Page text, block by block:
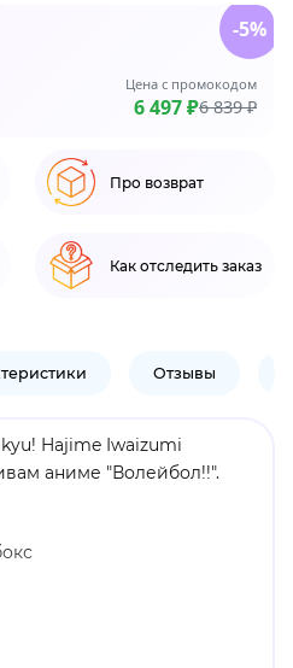
Цена с промокодом
6 497 ₽6 839 ₽
-5%
Про возврат
Как отследить заказ
Отзывы
Hajime Iwaizumi
аниме "Волейбол!!".